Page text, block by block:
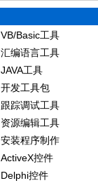
VB/Basic工具
汇编语言工具
JAVA工具
开发工具包
跟踪调试工具
资源编辑工具
安装程序制作
ActiveX控件
Delphi控件